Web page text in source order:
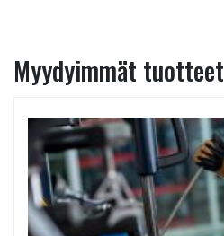
Myydyimmät tuotteet